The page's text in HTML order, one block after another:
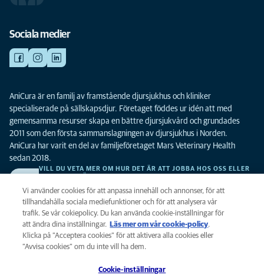
Sociala medier
AniCura är en familj av framstående djursjukhus och kliniker
specialiserade på sällskapsdjur. Företaget föddes ur idén att med
gemensamma resurser skapa en bättre djursjukvård och grundades
2011 som den första sammanslagningen av djursjukhus i Norden.
AniCura har varit en del av familjeföretaget Mars Veterinary Health
sedan 2018.
VILL DU VETA MER OM HUR DET ÄR ATT JOBBA HOS OSS ELLER
Integritet
Legalt
Vi använder cookies för att anpassa innehåll och annonser, för att
tillhandahålla sociala mediefunktioner och för att analysera vår
trafik. Se vår cokiepolicy. Du kan använda cookie-inställningar för
att ändra dina inställningar.
Läs mer om vår cookie-policy(opens in a
new tab)
.
Klicka på ”Acceptera cookies” för att aktivera alla cookies eller
”Avvisa cookies” om du inte vill ha dem.
Cookie-inställningar